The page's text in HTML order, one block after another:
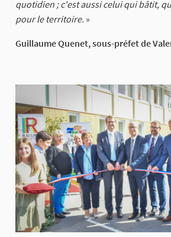
quotidien ; c'est aussi celui qui bâtit,
pour le territoire. »
Guillaume Quenet, sous-préfet de